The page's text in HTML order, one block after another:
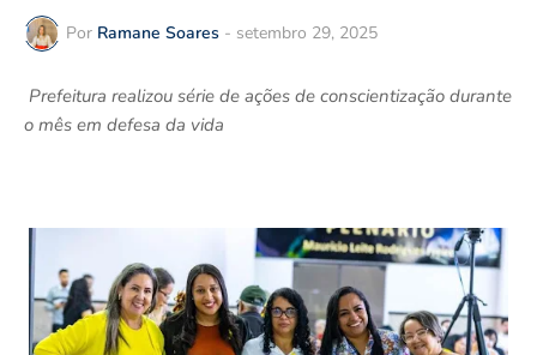
Por Ramane Soares - setembro 29, 2025
Prefeitura realizou série de ações de conscientização durante
o mês em defesa da vida